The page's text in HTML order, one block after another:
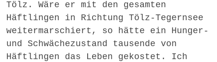
Tölz. Wäre er mit den gesamten
Häftlingen in Richtung Tölz-Tegernsee
weitermarschiert, so hätte ein Hunger-
und Schwächezustand tausende von
Häftlingen das Leben gekostet. Ich